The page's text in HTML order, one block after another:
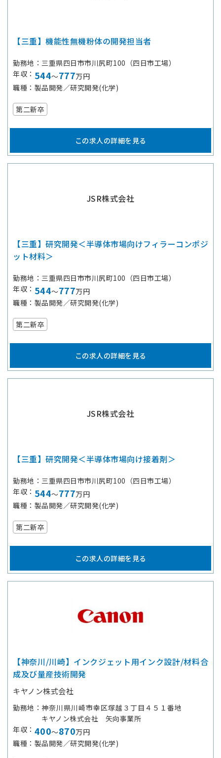
【三重】機能性無機粉体の開発担当者
勤務地
三重県四日市市川尻町100（四日市工場）
年収
544～777万円
職種
製品開発／研究開発(化学)
第二新卒
この求人の詳細を見る
JSR株式会社
【三重】研究開発＜半導体市場向けフィラーコンポジ
ット材料＞
勤務地
三重県四日市市川尻町100（四日市工場）
年収
544～777万円
職種
製品開発／研究開発(化学)
第二新卒
この求人の詳細を見る
JSR株式会社
【三重】研究開発＜半導体市場向け接着剤＞
勤務地
三重県四日市市川尻町100（四日市工場）
年収
544～777万円
職種
製品開発／研究開発(化学)
第二新卒
この求人の詳細を見る
【神奈川/川崎】インクジェット用インク設計/材料合
成及び量産技術開発
キヤノン株式会社
勤務地
神奈川県川崎市幸区塚越３丁目４５１番地
キヤノン株式会社 矢向事業所
年収
400～870万円
職種
製品開発／研究開発(化学)